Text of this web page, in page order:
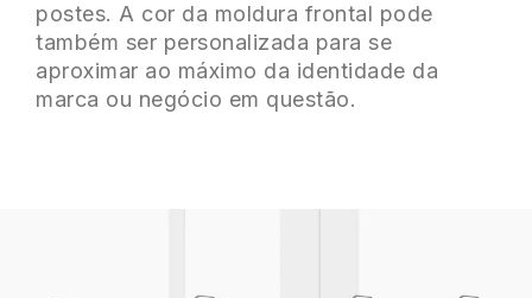
postes. A cor da moldura frontal pode
também ser personalizada para se
aproximar ao máximo da identidade da
marca ou negócio em questão.